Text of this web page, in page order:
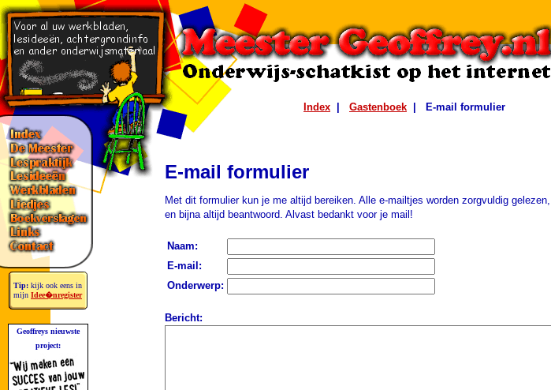
Index Gastenboek E-mail formulier
Tip: kijk ook eens in
mijn Idee�nregister
Geoffreys nieuwste
project:
E-mail formulier
Met dit formulier kun je me altijd bereiken. Alle e-mailtjes worden zorgvuldig gelezen,
en bijna altijd beantwoord. Alvast bedankt voor je mail!
Naam:
E-mail:
Onderwerp:
Bericht: